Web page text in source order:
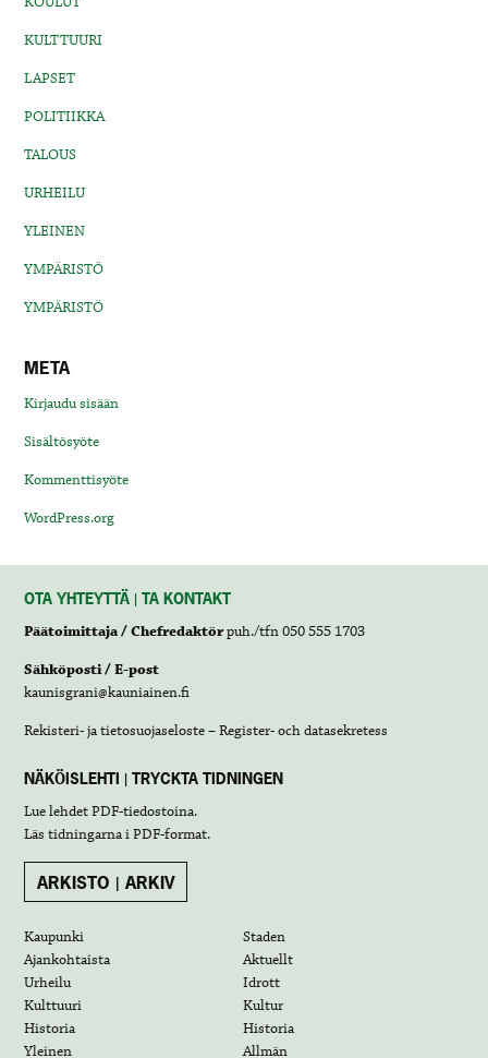
KULTTUURI
LAPSET
POLITIIKKA
TALOUS
URHEILU
YLEINEN
YMPÄRISTÖ
YMPÄRISTÖ
META
Kirjaudu sisään
Sisältösyöte
Kommenttisyöte
WordPress.org
OTA YHTEYTTÄ | TA KONTAKT
Päätoimittaja / Chefredaktörpuh./tfn 050 555 1703
Sähköposti / E-post
kaunisgrani@kauniainen.fi
Rekisteri- ja tietosuojaseloste – Register- och datasekretess
NÄKÖISLEHTI | TRYCKTA TIDNINGEN
Lue lehdetPDF-tiedostoina.
Läs tidningarna iPDF-format.
ARKISTO | ARKIV
Kaupunki
Staden
Ajankohtaista
Aktuellt
Urheilu
Idrott
Kulttuuri
Kultur
Historia
Historia
Yleinen
Allmän